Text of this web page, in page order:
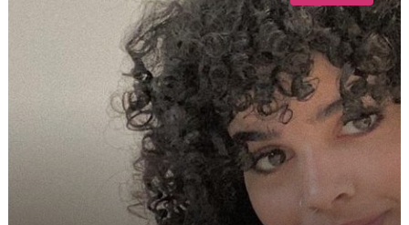
حديث
مواقع
التواصل
بسبب
صورتها
صديقتها